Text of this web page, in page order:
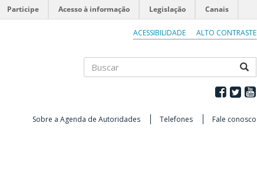
Participe Acesso à informação Legislação Canais
ACESSIBILIDADE ALTO CONTRASTE
Sobre a Agenda de Autoridades Telefones Fale conosco